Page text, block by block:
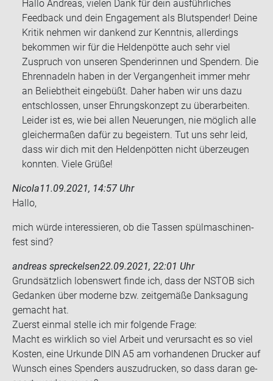
Hallo Andreas, vielen Dank für dein ausführliches
Feedback und dein Engagement als Blutspender! Deine
Kritik nehmen wir dankend zur Kenntnis, allerdings
bekommen wir für die Heldenpötte auch sehr viel
Zuspruch von unseren Spenderinnen und Spendern. Die
Ehrennadeln haben in der Vergangenheit immer mehr
an Beliebtheit eingebüßt. Daher haben wir uns dazu
entschlossen, unser Ehrungskonzept zu überarbeiten.
Leider ist es, wie bei allen Neuerungen, nie möglich alle
gleichermaßen dafür zu begeistern. Tut uns sehr leid,
dass wir dich mit den Heldenpötten nicht überzeugen
konnten. Viele Grüße!
Nicola11.09.2021, 14:57 Uhr
Hallo,
mich würde in­ter­es­sie­ren, ob die Tas­sen spül­ma­schi­nen­
fest sind?
andreas spreckelsen22.09.2021, 22:01 Uhr
Grund­sätz­lich lo­bens­wert finde ich, dass der NSTOB sich
Ge­dan­ken über mo­der­ne bzw. zeit­ge­mä­ße Dank­sa­gung
ge­macht hat.
Zu­erst ein­mal stel­le ich mir fol­gen­de Frage:
Macht es wirk­lich so viel Ar­beit und ver­ur­sacht es so viel
Kos­ten, eine Ur­kun­de DIN A5 am vor­han­de­nen Dru­cker auf
Wunsch eines Spen­ders aus­zu­dru­cken, so dass daran ge­